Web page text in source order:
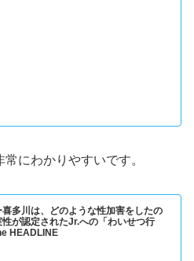
にわかりやすいです。
喜多川は、どのような性加害をしたの
性が認定されたJr.への「わいせつ行
HEADLINE